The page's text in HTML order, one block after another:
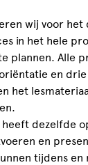
wij voor het
in het hele
plannen. Alle
en
het
dezelfde
en
tijdens en